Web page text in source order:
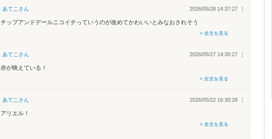
あてこ さん ︙
2026/05/28 14:37:27
チップアンドデールニコイチっていうのが改めてかわいいとみなおされそう
> 全文を見る
あてこ さん ︙
2026/05/27 14:30:27
赤が映えている！
> 全文を見る
あてこ さん ︙
2026/05/22 16:30:28
アリエル！
> 全文を見る